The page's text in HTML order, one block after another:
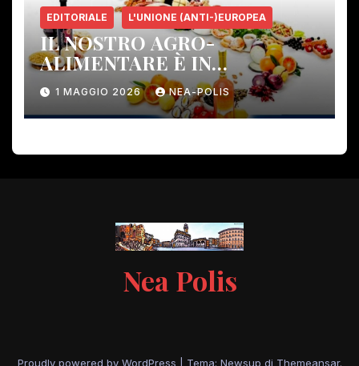
EDITORIALE L'UNIONE (ANTI-)EUROPEA
IL NOSTRO AGRO-
ALIMENTARE È IN
PERICOLO!
1 MAGGIO 2026 NEA-POLIS
Nea Polis
Proudly powered by WordPress Tema: Newsup di Themeansar.